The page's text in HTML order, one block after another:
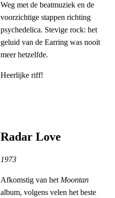
Weg met de beatmuziek en de
voorzichtige stappen richting
psychedelica. Stevige rock: het
geluid van de Earring was nooit
meer hetzelfde.
Heerlijke riff!
Radar Love
1973
Afkomstig van het Moontan
album, volgens velen het beste